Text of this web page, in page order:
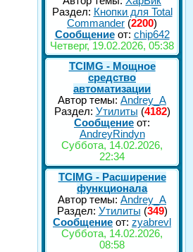
Раздел: Кнопки для Total
Commander (2200)
Сообщениеот: chip642
Четверг, 19.02.2026, 05:38
TCIMG - Мощное
средство
автоматизации
Автор темы: Andrey_A
Раздел: Утилиты (4182)
Сообщение от:
AndreyRindyn
Суббота, 14.02.2026,
22:34
TCIMG - Расширение
функционала
Автор темы: Andrey_A
Раздел: Утилиты (349)
Сообщение от: zyabrevl
Суббота, 14.02.2026,
08:58